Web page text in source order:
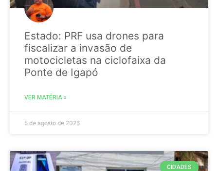
Estado: PRF usa drones para
fiscalizar a invasão de
motocicletas na ciclofaixa da
Ponte de Igapó
VER MATÉRIA »
5 de agosto de 2026
CIDADES